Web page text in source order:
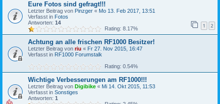
Eure Fotos sind gefragt!!!
Letzter Beitrag von Pinzger « Mo 13. Feb 2017, 13:51
Verfasst in Fotos
Antworten: 14 1 2
Rating: 8.17%
Achtung an alle frischen RF1000 Besitzer!
Letzter Beitrag von riu « Fr 27. Nov 2015, 16:47
Verfasst in RF1000 Forumstalk
Rating: 0.54%
Wichtige Verbesserungen am RF1000!!!
Letzter Beitrag von Digibike « Mi 14. Okt 2015, 11:53
Verfasst in Sonstiges
Antworten: 1